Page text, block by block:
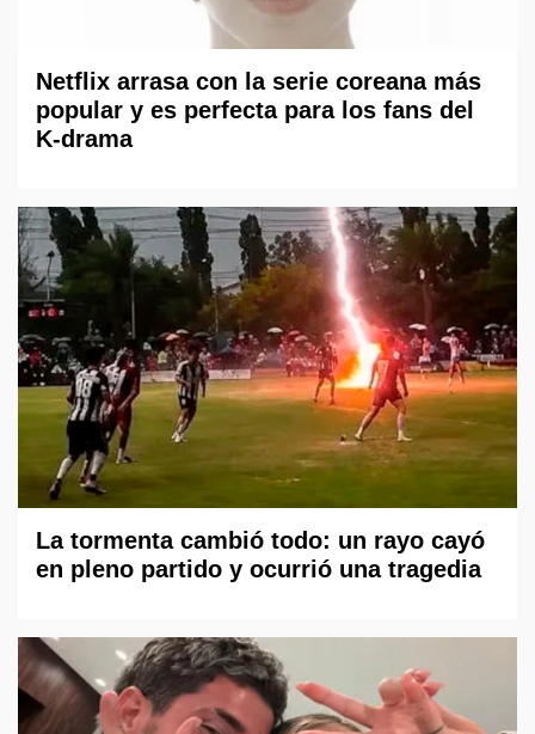
Netflix arrasa con la serie coreana más
popular y es perfecta para los fans del
K-drama
La tormenta cambió todo: un rayo cayó
en pleno partido y ocurrió una tragedia